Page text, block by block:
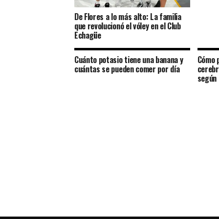
De Flores a lo más alto: La familia
que revolucionó el vóley en el Club
Echagüe
Cuánto potasio tiene una banana y
cuántas se pueden comer por día